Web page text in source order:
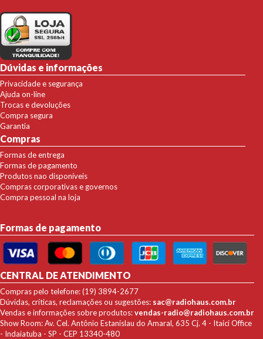
Dúvidas e informações
Privacidade e segurança
Ajuda on-line
Trocas e devoluções
Compra segura
Garantia
Compras
Formas de entrega
Formas de pagamento
Produtos nao disponíveis
Compras corporativas e governos
Compra pessoal na loja
Formas de pagamento
CENTRAL DE ATENDIMENTO
Compras pelo telefone: (19) 3894-2677
Dúvidas, críticas, reclamações ou sugestões: sac@radiohaus.com.br
Vendas e informações sobre produtos:vendas-radio@radiohaus.com.br
Show Room: Av. Cel. Antônio Estanislau do Amaral, 635 Cj. 4 - Itaici Office
- Indaiatuba - SP - CEP 13340-480